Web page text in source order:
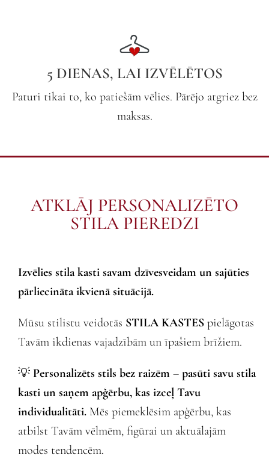
5 DIENAS, LAI IZVĒLĒTOS
Paturi tikai to, ko patiešām vēlies. Pārējo atgriez bez
maksas.
ATKLĀJ PERSONALIZĒTO
STILA PIEREDZI
Izvēlies stila kasti savam dzīvesveidam un sajūties
pārliecināta ikvienā situācijā.
Mūsu stilistu veidotās STILA KASTES pielāgotas
Tavām ikdienas vajadzībām un īpašiem brīžiem.
💡 Personalizēts stils bez raizēm – pasūti savu stila
kasti un saņem apģērbu, kas izceļ Tavu
individualitāti. Mēs piemeklēsim apģērbu, kas
atbilst Tavām vēlmēm, figūrai un aktuālajām
modes tendencēm.